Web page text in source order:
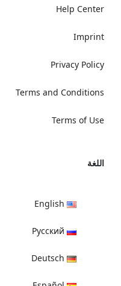
Help Center
Imprint
Privacy Policy
Terms and Conditions
Terms of Use
اللغة
English
Русский
Deutsch